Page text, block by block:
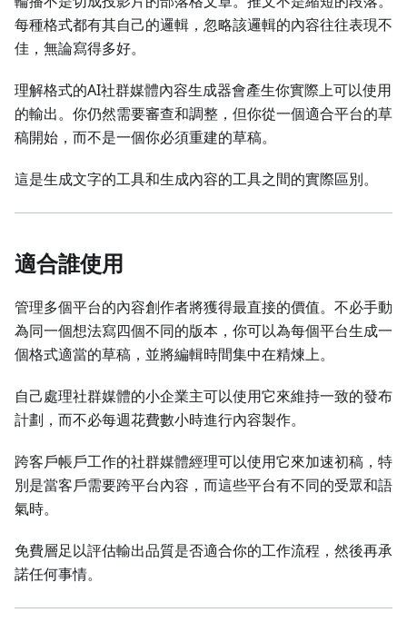
每種格式都有其自己的邏輯，忽略該邏輯的內容往往表現不
佳，無論寫得多好。
理解格式的AI社群媒體內容生成器會產生你實際上可以使用
的輸出。你仍然需要審查和調整，但你從一個適合平台的草
稿開始，而不是一個你必須重建的草稿。
這是生成文字的工具和生成內容的工具之間的實際區別。
適合誰使用
管理多個平台的內容創作者將獲得最直接的價值。不必手動
為同一個想法寫四個不同的版本，你可以為每個平台生成一
個格式適當的草稿，並將編輯時間集中在精煉上。
自己處理社群媒體的小企業主可以使用它來維持一致的發布
計劃，而不必每週花費數小時進行內容製作。
跨客戶帳戶工作的社群媒體經理可以使用它來加速初稿，特
別是當客戶需要跨平台內容，而這些平台有不同的受眾和語
氣時。
免費層足以評估輸出品質是否適合你的工作流程，然後再承
諾任何事情。